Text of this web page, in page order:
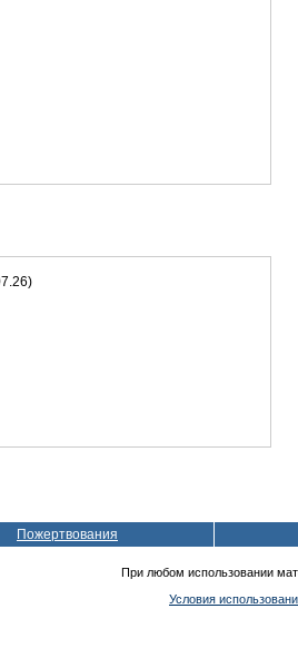
Пожертвования
При любом использовании
Условия